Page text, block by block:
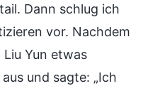
Dann schlug ich
vor. Nachdem
Yun etwas
und sagte: „Ich